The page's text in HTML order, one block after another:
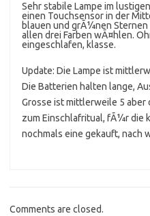
Sehr stabile Lampe im
einen Touchsensor in der
blauen und grÃ¼nen
allen drei Farben wÃ¤hlen.
eingeschlafen, klasse.
Update: Die Lampe ist
Die Batterien halten lange,
Grosse ist mittlerweile 5 aber
zum Einschlafritual, fÃ¼r die
nochmals eine gekauft, nach
Comments are closed.